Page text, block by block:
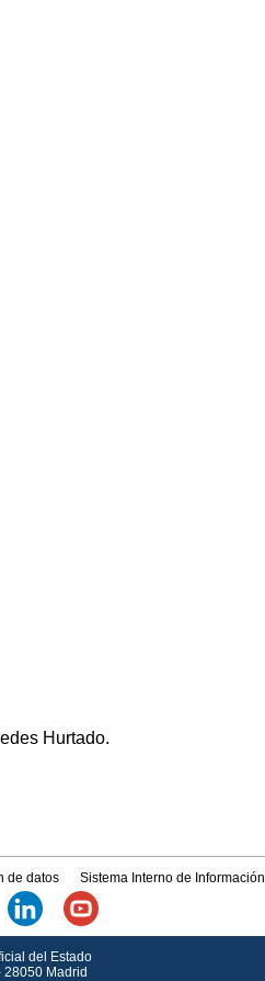
Hurtado.
de datos Sistema Interno de Información
del Estado
Madrid